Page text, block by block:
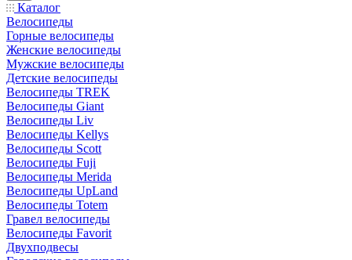
Каталог
Велосипеды
Горные велосипеды
Женские велосипеды
Мужские велосипеды
Детские велосипеды
Велосипеды TREK
Велосипеды Giant
Велосипеды Liv
Велосипеды Kellys
Велосипеды Scott
Велосипеды Fuji
Велосипеды Merida
Велосипеды UpLand
Велосипеды Totem
Гравел велосипеды
Велосипеды Favorit
Двухподвесы